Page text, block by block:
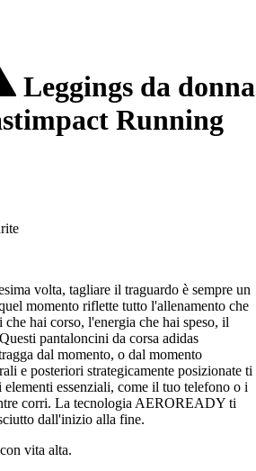
Leggings da donna
Running
volta, tagliare il traguardo è sempre un
momento riflette tutto l'allenamento che
hai corso, l'energia che hai speso, il
pantaloncini da corsa adidas
dal momento, o dal momento
e posteriori strategicamente posizionate ti
essenziali, come il tuo telefono o i
corri. La tecnologia AEROREADY ti
dall'inizio alla fine.
vita alta.